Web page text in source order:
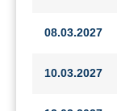
08.03.2027
10.03.2027